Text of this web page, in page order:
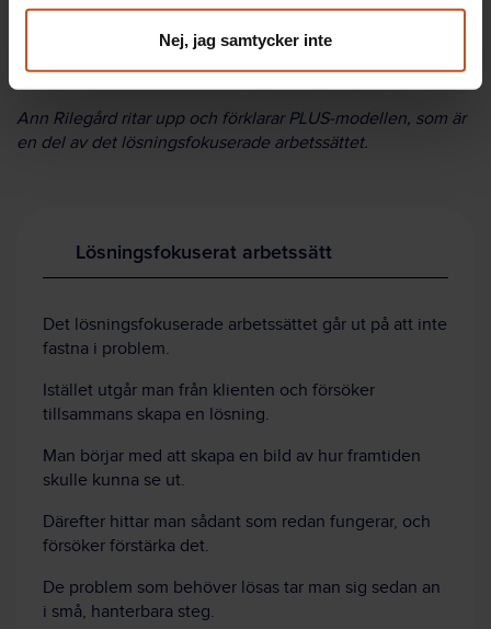
Nej, jag samtycker inte
Ann Rilegård ritar upp och förklarar PLUS-modellen, som är
en del av det lösningsfokuserade arbetssättet.
Lösningsfokuserat arbetssätt
Det lösningsfokuserade arbetssättet går ut på att inte
fastna i problem.
Istället utgår man från klienten och försöker
tillsammans skapa en lösning.
Man börjar med att skapa en bild av hur framtiden
skulle kunna se ut.
Därefter hittar man sådant som redan fungerar, och
försöker förstärka det.
De problem som behöver lösas tar man sig sedan an
i små, hanterbara steg.